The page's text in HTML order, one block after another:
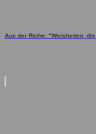
Aus der Reihe: "Weisheiten,